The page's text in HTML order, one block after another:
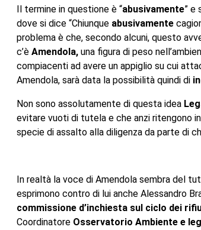
Il termine in questione è “abusivamente” e
dove si dice “Chiunque abusivamente
problema è che, secondo alcuni, questo
c’èAmendola,una figura di peso
compiacenti ad avere un appiglio su cui
Amendola, sarà data la possibilità quindi di
Non sono assolutamente di questa idea
evitare vuoti di tutela e che anzi ritengono
specie di assalto alla diligenza da parte di
In realtà la voce di Amendola sembra del
esprimono contro di lui anche Alessandro
commissione d’inchiesta sul ciclo dei
Coordinatore Osservatorio Ambiente e